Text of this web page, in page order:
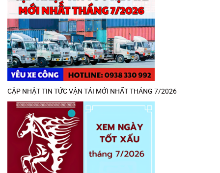
CẬP NHẬT TIN TỨC VẬN TẢI MỚI NHẤT THÁNG 7/2026